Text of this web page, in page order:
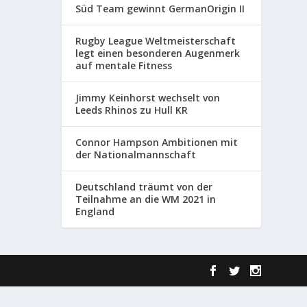
Süd Team gewinnt GermanOrigin II
Rugby League Weltmeisterschaft
legt einen besonderen Augenmerk
auf mentale Fitness
Jimmy Keinhorst wechselt von
Leeds Rhinos zu Hull KR
Connor Hampson Ambitionen mit
der Nationalmannschaft
Deutschland träumt von der
Teilnahme an die WM 2021 in
England